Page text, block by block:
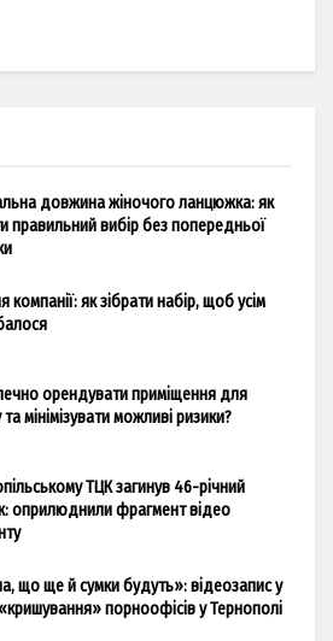
довжина жіночого ланцюжка: як
правильний вибір без попередньої
компанії: як зібрати набір, щоб усім
орендувати приміщення для
та мінімізувати можливі ризики?
ТЦК загинув 46-річний
оприлюднили фрагмент відео
що ще й сумки будуть»: відеозапис у
порноофісів у Тернополі